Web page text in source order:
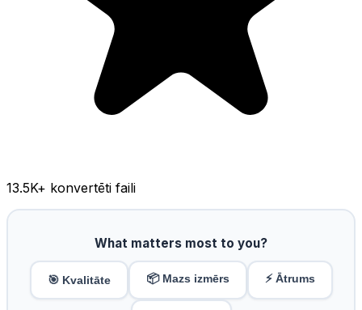
13.5K+ konvertēti faili
What matters most to you?
🎯 Kvalitāte 📦 Mazs izmērs ⚡ Ātrums